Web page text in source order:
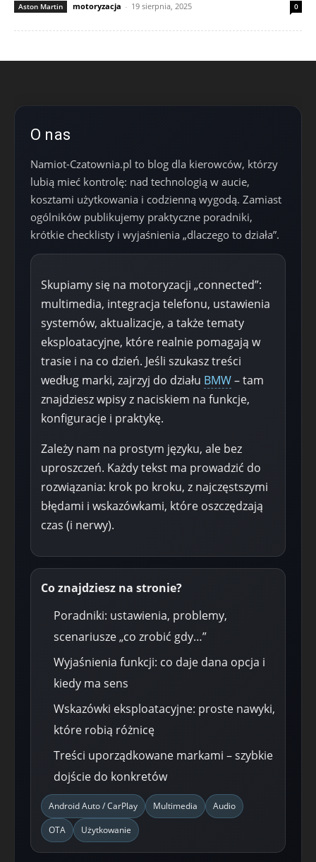
Aston Martin motoryzacja - 19 sierpnia, 2025 0
O nas
Namiot-Czatownia.pl to blog dla kierowców, którzy
lubią mieć kontrolę: nad technologią w aucie,
kosztami użytkowania i codzienną wygodą. Zamiast
ogólników publikujemy praktyczne poradniki,
krótkie checklisty i wyjaśnienia „dlaczego to działa”.
Skupiamy się na motoryzacji „connected”:
multimedia, integracja telefonu, ustawienia
systemów, aktualizacje, a także tematy
eksploatacyjne, które realnie pomagają w
trasie i na co dzień. Jeśli szukasz treści
według marki, zajrzyj do działu BMW– tam
znajdziesz wpisy z naciskiem na funkcje,
konfiguracje i praktykę.
Zależy nam na prostym języku, ale bez
uproszczeń. Każdy tekst ma prowadzić do
rozwiązania: krok po kroku, z najczęstszymi
błędami i wskazówkami, które oszczędzają
czas (i nerwy).
Co znajdziesz na stronie?
Poradniki: ustawienia, problemy,
scenariusze „co zrobić gdy…”
Wyjaśnienia funkcji: co daje dana opcja i
kiedy ma sens
Wskazówki eksploatacyjne: proste nawyki,
które robią różnicę
Treści uporządkowane markami – szybkie
dojście do konkretów
Android Auto / CarPlay Multimedia
Audio
OTA
Użytkowanie